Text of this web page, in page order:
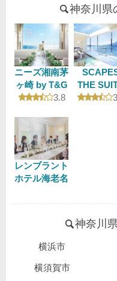
神奈川県
ニーズ湘南茅
ヶ崎 by T&G
口コミ評価
3.8
THE
レンブラント
ホテル海老名
神奈川
横浜市
横須賀市